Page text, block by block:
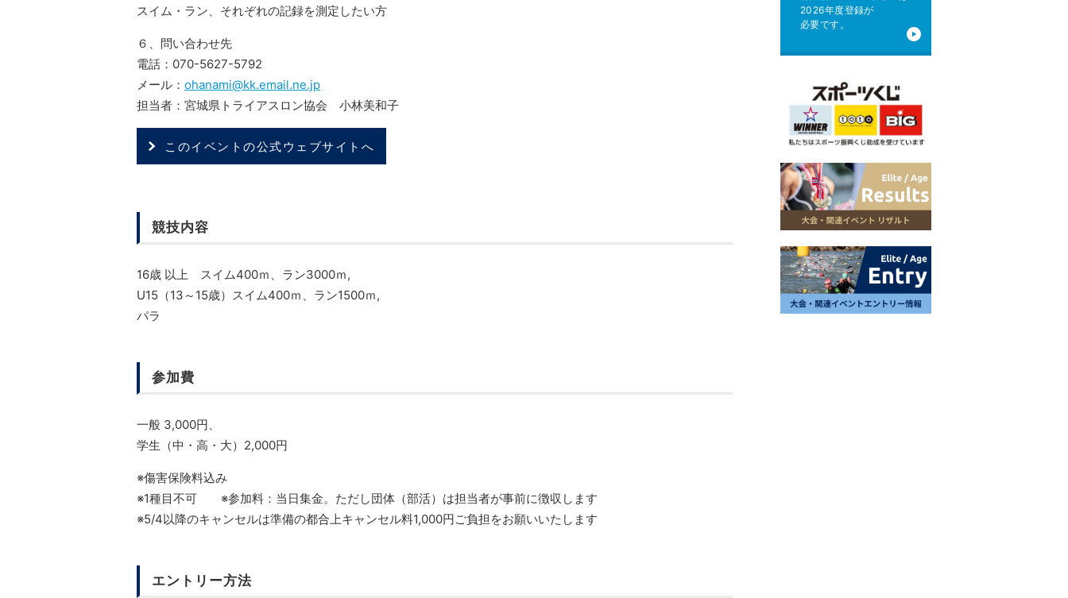
スイム・ラン、それぞれの記録を測定したい方
６、問い合わせ先
電話：070-5627-5792
メール： ohanami@kk.email.ne.jp
担当者：宮城県トライアスロン協会 小林美和子
このイベントの公式ウェブサイトへ
競技内容
16歳 以上 スイム400ｍ、ラン3000ｍ,
U15（13～15歳）スイム400ｍ、ラン1500ｍ,
パラ
参加費
一般 3,000円、
学生（中・高・大）2,000円
※傷害保険料込み
※1種目不可 ※参加料：当日集金。ただし団体（部活）は担当者が事前に徴収します
※5/4以降のキャンセルは準備の都合上キャンセル料1,000円ご負担をお願いいたします
エントリー方法
2026年度登録が
必要です。